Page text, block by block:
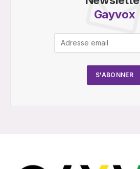
Gayvox